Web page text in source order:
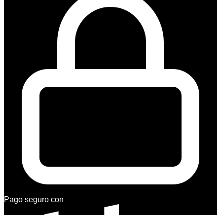
Pago seguro con